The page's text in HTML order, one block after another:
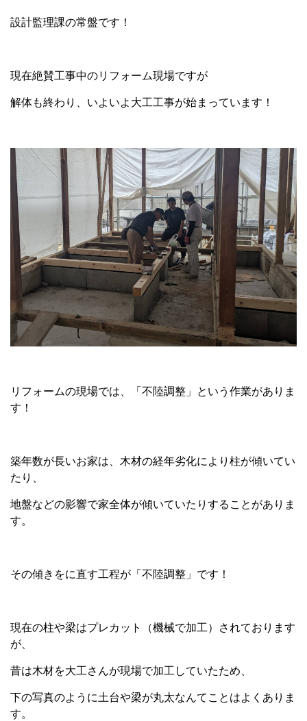
設計監理課の常盤です！
現在絶賛工事中のリフォーム現場ですが
解体も終わり、いよいよ大工工事が始まっています！
リフォームの現場では、「不陸調整」という作業がありま
す！
築年数が長いお家は、木材の経年劣化により柱が傾いてい
たり、
地盤などの影響で家全体が傾いていたりすることがありま
す。
その傾きをに直す工程が「不陸調整」です！
現在の柱や梁はプレカット（機械で加工）されております
が、
昔は木材を大工さんが現場で加工していたため、
下の写真のように土台や梁が丸太なんてことはよくありま
す。